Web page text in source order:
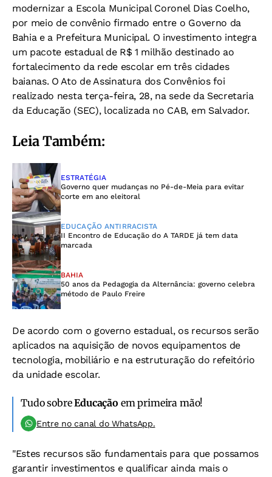
modernizar a Escola Municipal Coronel Dias Coelho,
por meio de convênio firmado entre o Governo da
Bahia e a Prefeitura Municipal. O investimento integra
um pacote estadual de R$ 1 milhão destinado ao
fortalecimento da rede escolar em três cidades
baianas. O Ato de Assinatura dos Convênios foi
realizado nesta terça-feira, 28, na sede da Secretaria
da Educação (SEC), localizada no CAB, em Salvador.
Leia Também:
ESTRATÉGIA
Governo quer mudanças no Pé-de-Meia para evitar
corte em ano eleitoral
EDUCAÇÃO ANTIRRACISTA
II Encontro de Educação do A TARDE já tem data
marcada
BAHIA
50 anos da Pedagogia da Alternância: governo celebra
método de Paulo Freire
De acordo com o governo estadual, os recursos serão
aplicados na aquisição de novos equipamentos de
tecnologia, mobiliário e na estruturação do refeitório
da unidade escolar.
Tudo sobreEducação em primeira mão!
Entre no canal do WhatsApp.
"Estes recursos são fundamentais para que possamos
garantir investimentos e qualificar ainda mais o